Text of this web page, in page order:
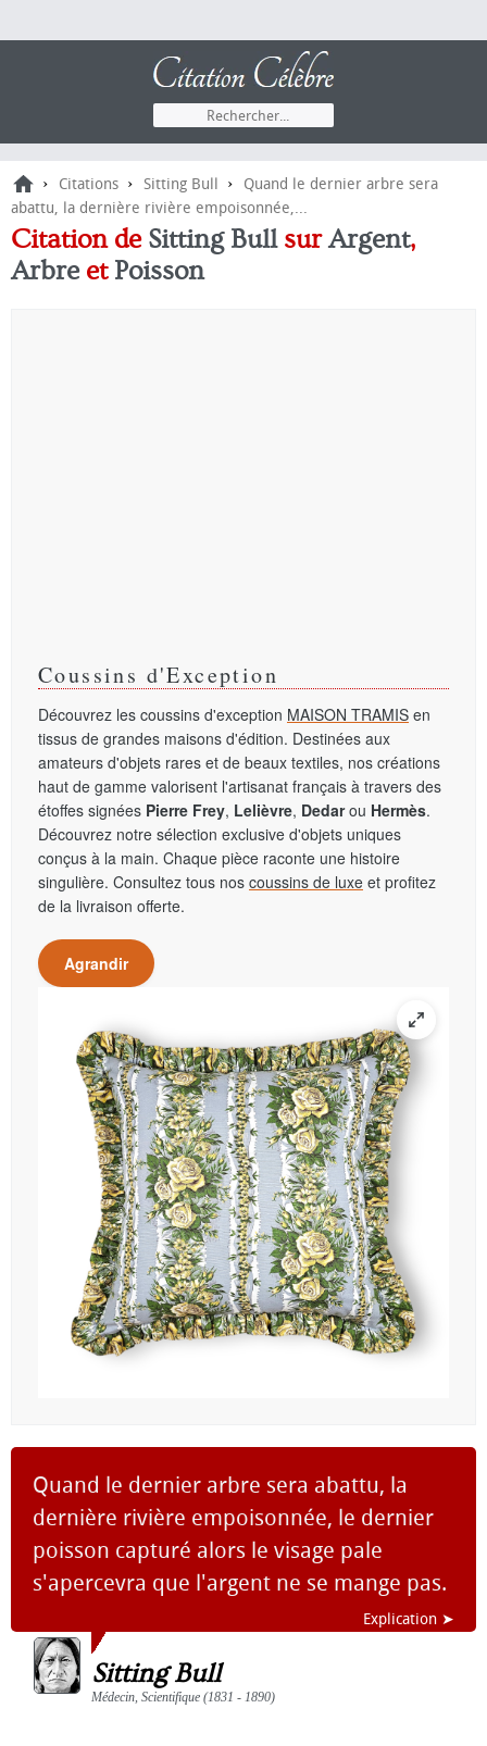
› Citations › Sitting Bull ›
Quand le dernier arbre sera
abattu, la dernière rivière empoisonnée,...
Citation de Sitting BullsurArgent,
Arbreet Poisson
Coussins d'Exception
Découvrez les coussins d'exception MAISON TRAMIS en
tissus de grandes maisons d'édition. Destinées aux
amateurs d'objets rares et de beaux textiles, nos créations
haut de gamme valorisent l'artisanat français à travers des
étoffes signées Pierre Frey, Lelièvre, Dedarou Hermès.
Découvrez notre sélection exclusive d'objets uniques
conçus à la main. Chaque pièce raconte une histoire
singulière. Consultez tous nos coussins de luxe et profitez
de la livraison offerte.
Agrandir
Quand le dernier arbre sera abattu, la
dernière rivière empoisonnée, le dernier
poisson capturé alors le visage pale
s'apercevra que l'argent ne se mange pas.
Explication ➤
Sitting Bull
Médecin, Scientifique (1831 - 1890)